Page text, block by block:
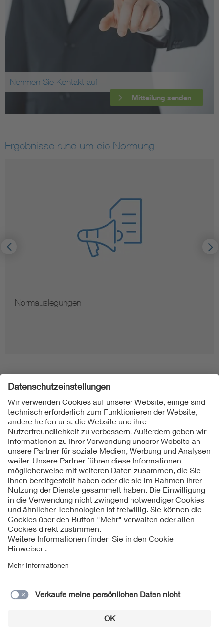
Nehmen Sie Kontakt auf
Mitteilung senden
Ergebnisse rund um die Normung
Normauslegungen
Folgen Sie uns
Kontakt
Impressum
Datenschutzinformationen
Cookie Hinweise
Compliance
Jahresarchiv
© 2026 VDE Verband der Elektrotechnik Elektronik